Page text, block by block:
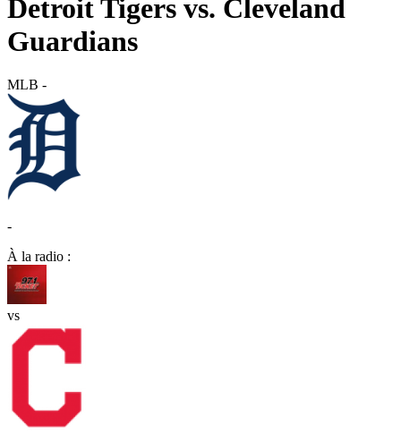
Detroit Tigers vs. Cleveland
Guardians
MLB -
-
À la radio :
vs